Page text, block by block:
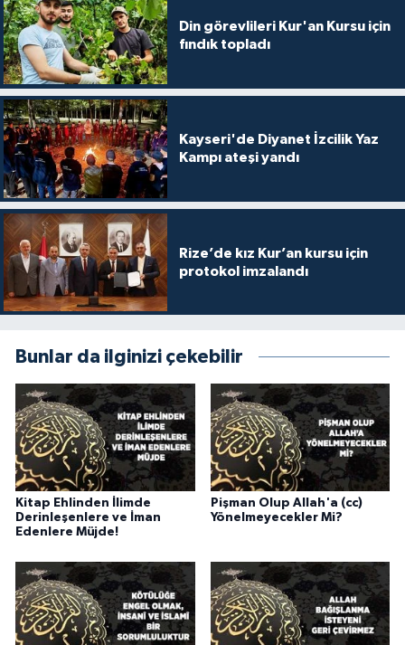
Din görevlileri Kur'an Kursu için
fındık topladı
Kayseri'de Diyanet İzcilik Yaz
Kampı ateşi yandı
Rize’de kız Kur’an kursu için
protokol imzalandı
Bunlar da ilginizi çekebilir
Kitap Ehlinden İlimde
Derinleşenlere ve İman
Edenlere Müjde!
Pişman Olup Allah'a (cc)
Yönelmeyecekler Mi?
Erzincan Müftülüğü
Erzurum Müftülüğü
Eskişehir Müftülüğü
Gaziantep Müftülüğü
Giresun Müftülüğü
Gümüşhane Müftülüğü
Hakkari Müftülüğü
Hatay Müftülüğü
Iğdır Müftülüğü
Isparta Müftülüğü
İstanbul Müftülüğü
İzmir Müftülüğü
Kahramanmaraş Müftülüğü
Karabük Müftülüğü